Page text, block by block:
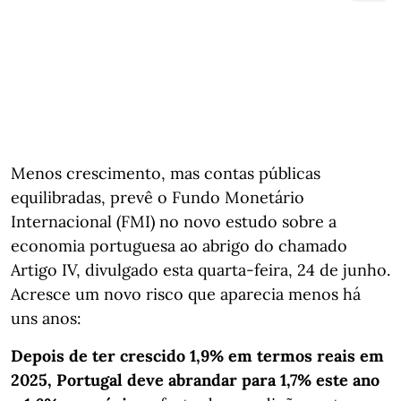
Menos crescimento, mas contas públicas
equilibradas, prevê o Fundo Monetário
Internacional (FMI) no novo estudo sobre a
economia portuguesa ao abrigo do chamado
Artigo IV, divulgado esta quarta-feira, 24 de junho.
Acresce um novo risco que aparecia menos há
uns anos:
Depois de ter crescido 1,9% em termos reais em
2025, Portugal deve abrandar para 1,7% este ano